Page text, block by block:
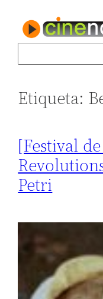
contenido
Etiqueta:
[Festival
Petri